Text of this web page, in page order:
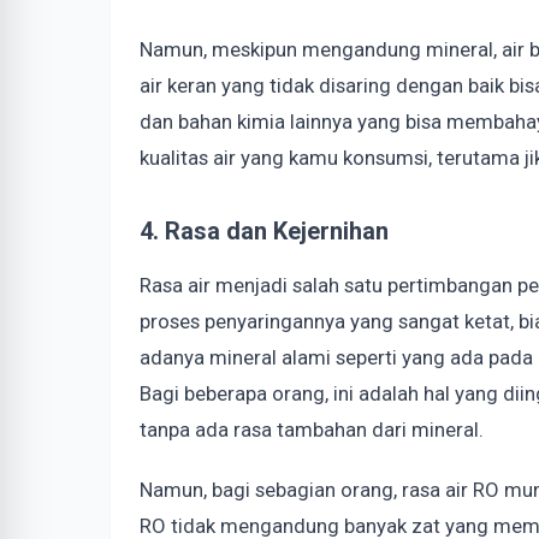
Namun, meskipun mengandung mineral, air
air keran yang tidak disaring dengan baik
dan bahan kimia lainnya yang bisa
kualitas air yang kamu konsumsi, terutama
4. Rasa dan Kejernihan
Rasa air menjadi salah satu pertimbangan
proses penyaringannya yang sangat ketat,
adanya mineral alami seperti yang ada
Bagi beberapa orang, ini adalah hal yang
tanpa ada rasa tambahan dari mineral.
Namun, bagi sebagian orang, rasa air RO
RO tidak mengandung banyak zat yang